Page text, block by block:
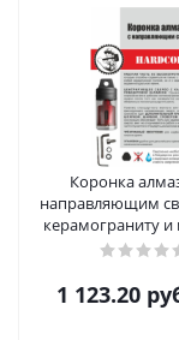
Коронка
направляющим
керамограниту
55мм
1 123.20